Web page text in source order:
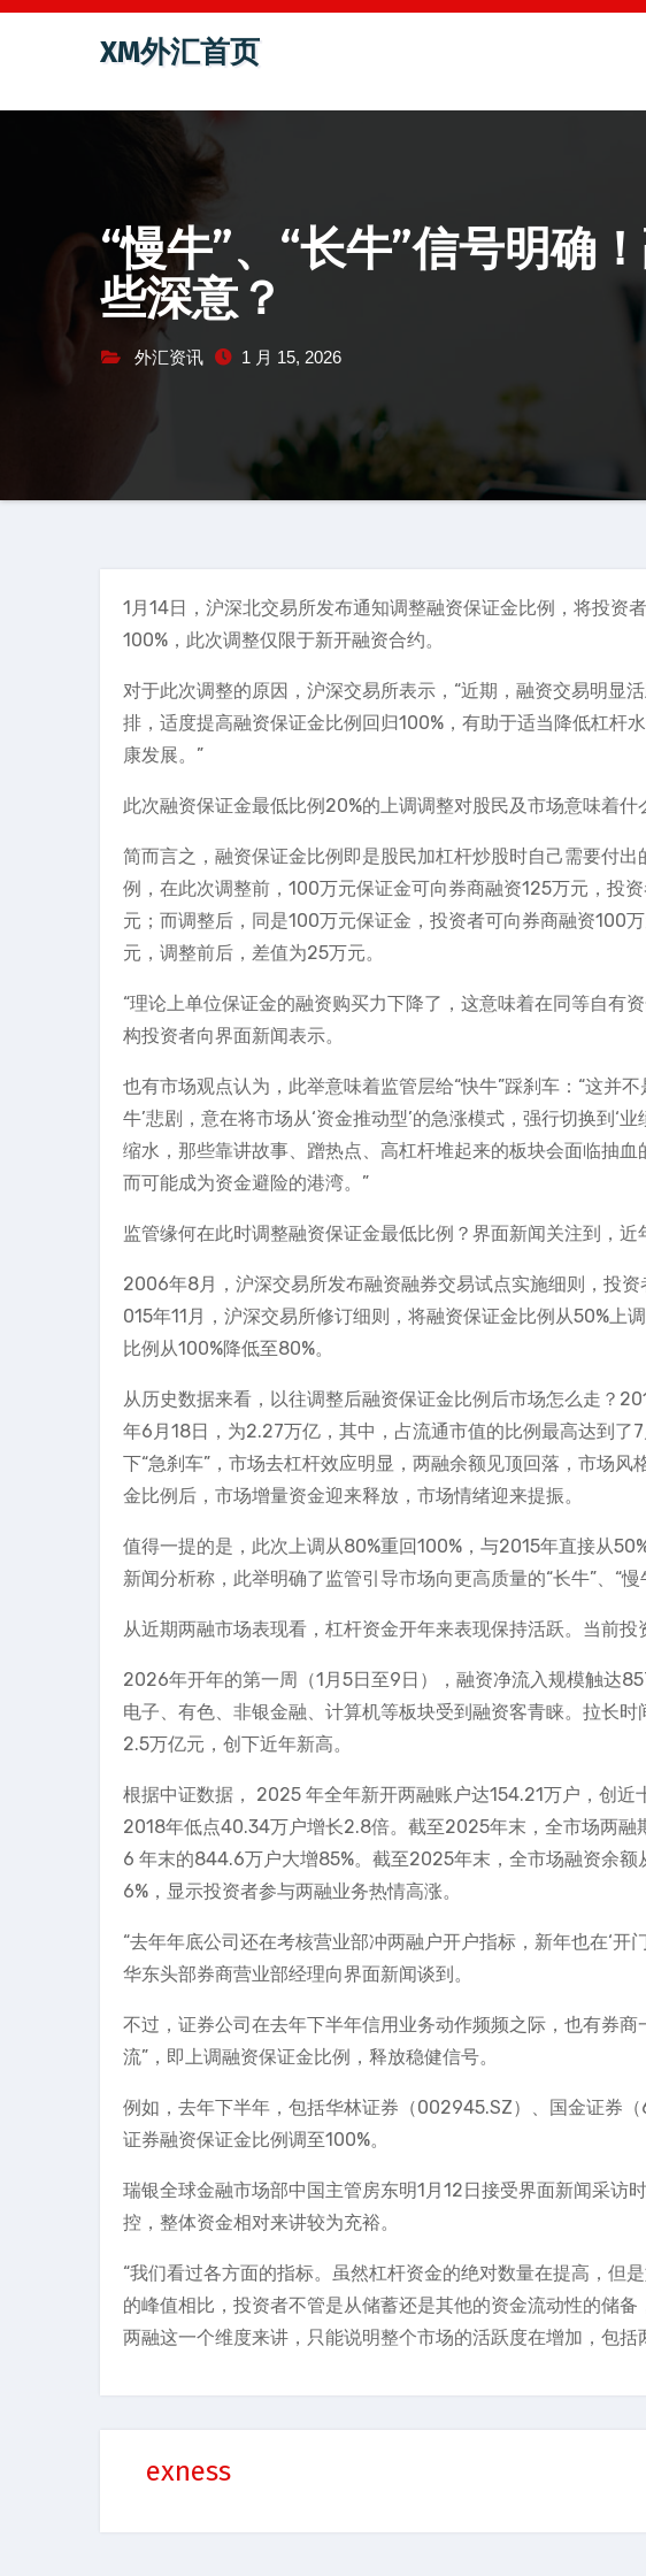
跳
容
XM外汇首页
“慢牛”、“长牛”信号明确
些深意？
外汇资讯 1 月 15, 2026
1月14日，沪深北交易所发布通知调整融资保证金比例，将投资
100%，此次调整仅限于新开融资合约。
对于此次调整的原因，沪深交易所表示，“近期，融资交易明显
排，适度提高融资保证金比例回归100%，有助于适当降低杠杆
康发展。”
此次融资保证金最低比例20%的上调调整对股民及市场意味着什
简而言之，融资保证金比例即是股民加杠杆炒股时自己需要付
例，在此次调整前，100万元保证金可向券商融资125万元，投
元；而调整后，同是100万元保证金，投资者可向券商融资100
元，调整前后，差值为25万元。
“理论上单位保证金的融资购买力下降了，这意味着在同等自有
构投资者向界面新闻表示。
也有市场观点认为，此举意味着监管层给“快牛”踩刹车：“这并
牛’悲剧，意在将市场从‘资金推动型’的急涨模式，强行切换到‘
缩水，那些靠讲故事、蹭热点、高杠杆堆起来的板块会面临抽
而可能成为资金避险的港湾。”
监管缘何在此时调整融资保证金最低比例？界面新闻关注到，近
2006年8月，沪深交易所发布融资融券交易试点实施细则，投
015年11月，沪深交易所修订细则，将融资保证金比例从50%上
比例从100%降低至80%。
从历史数据来看，以往调整后融资保证金比例后市场怎么走？
年6月18日，为2.27万亿，其中，占流通市值的比例最高达到了
下“急刹车”，市场去杠杆效应明显，两融余额见顶回落，市场
金比例后，市场增量资金迎来释放，市场情绪迎来提振。
值得一提的是，此次上调从80%重回100%，与2015年直接从
新闻分析称，此举明确了监管引导市场向更高质量的“长牛”、“慢
从近期两融市场表现看，杠杆资金开年来表现保持活跃。当前
2026年开年的第一周（1月5日至9日），融资净流入规模触达
电子、有色、非银金融、计算机等板块受到融资客青睐。拉长
2.5万亿元，创下近年新高。
根据中证数据， 2025 年全年新开两融账户达154.21万户，创
2018年低点40.34万户增长2.8倍。截至2025年末，全市场两
6 年末的844.6万户大增85%。截至2025年末，全市场融资余
6%，显示投资者参与两融业务热情高涨。
“去年年底公司还在考核营业部冲两融户开户指标，新年也在‘开
华东头部券商营业部经理向界面新闻谈到。
不过，证券公司在去年下半年信用业务动作频频之际，也有券商
流”，即上调融资保证金比例，释放稳健信号。
例如，去年下半年，包括华林证券（002945.SZ）、国金证券
证券融资保证金比例调至100%。
瑞银全球金融市场部中国主管房东明1月12日接受界面新闻采访
控，整体资金相对来讲较为充裕。
“我们看过各方面的指标。虽然杠杆资金的绝对数量在提高，但
的峰值相比，投资者不管是从储蓄还是其他的资金流动性的储
两融这一个维度来讲，只能说明整个市场的活跃度在增加，包括
exness